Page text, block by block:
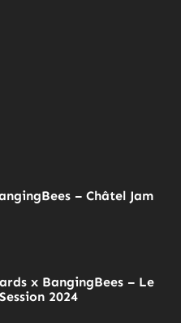
– Châtel Jam
x BangingBees – Le
2024